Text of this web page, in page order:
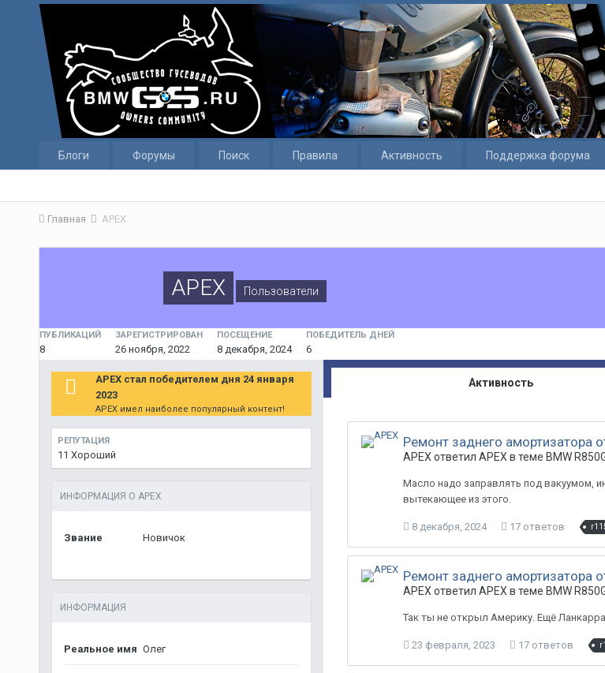
Блоги Форумы Поиск Правила Активность Поддержка форума
Главная APEX
APEX Пользователи
ПУБЛИКАЦИЙ
8
ЗАРЕГИСТРИРОВАН
26 ноября, 2022
ПОСЕЩЕНИЕ
8 декабря, 2024
ПОБЕДИТЕЛЬ ДНЕЙ
6
APEX стал победителем дня 24 января
2023
APEX имел наиболее популярный контент!
РЕПУТАЦИЯ
11 Хороший
ИНФОРМАЦИЯ О APEX
Звание Новичок
ИНФОРМАЦИЯ
Реальное имя Олег
Активность
Ремонт заднего амортизатора
APEX ответил APEX в теме BMW
Масло надо заправлять под вакуумом,
вытекающее из этого.
8 декабря, 2024 17 ответов
Ремонт заднего амортизатора
APEX ответил APEX в теме BMW
Так ты не открыл Америку. Ещё
23 февраля, 2023 17 ответов